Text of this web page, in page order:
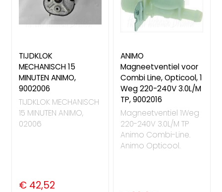
TIJDKLOK
MECHANISCH 15
MINUTEN ANIMO,
9002006
TIJDKLOK MECHANISCH
15 MINUTEN ANIMO,
02006
€ 42,52
ANIMO
Magneetventiel voor
Combi Line, Opticool, 1
Weg 220-240V 3.0L/M
TP, 9002016
Magneetventiel 1Weg
220-240V 3.0L/M TP
Animo Combi-Line.
Animo Opticool.